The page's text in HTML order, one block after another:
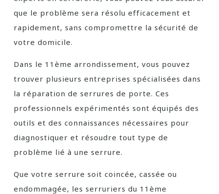
que le problème sera résolu efficacement et
rapidement, sans compromettre la sécurité de
votre domicile.
Dans le 11ème arrondissement, vous pouvez
trouver plusieurs entreprises spécialisées dans
la réparation de serrures de porte. Ces
professionnels expérimentés sont équipés des
outils et des connaissances nécessaires pour
diagnostiquer et résoudre tout type de
problème lié à une serrure.
Que votre serrure soit coincée, cassée ou
endommagée, les serruriers du 11ème